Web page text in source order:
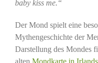
baby kiss me.“
Der Mond spielt eine
Mythengeschichte der
Darstellung des Mondes
alten Mondkarte in